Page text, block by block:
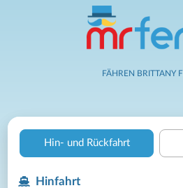
FÄHREN BRITTANY
Hin- und Rückfahrt
Hinfahrt